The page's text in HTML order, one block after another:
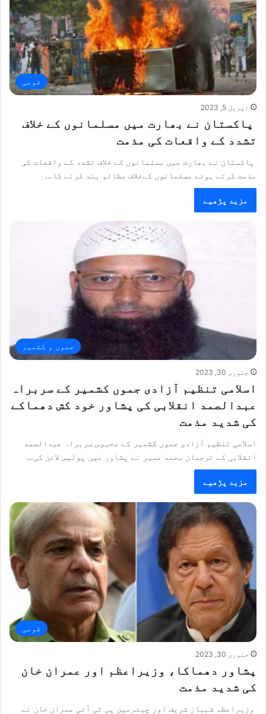
قومی
اپریل 5, 2023
پاکستان نے بھارت میں مسلمانوں کے خلاف
تشدد کے واقعات کی مذمت
پاکستان نے بھارت میں مسلمانوں کے خلاف تشدد کے واقعات کی
مذمت کرتے ہوئے مسلمانوں کےخلاف مظالم بند کرنے کا…
مزید پڑھیے
جموں و کشمیر
جنوری 30, 2023
اسلامی تنظیم آزادی جموں کشمیر کے سربراہ
عبدالصمد انقلابی کی پشاور خود کش دھماکے
کی شدید مذمت
اسلامی تنظیم آزادی جموں کشمیر کے محبوس سربراہ عبدالصمد
انقلابی کے ترجمان محمد عمیر نے پشاور میں پولیس لائن کی…
مزید پڑھیے
قومی
جنوری 30, 2023
پشاور دھماکا، وزیراعظم اور عمران خان
کی شدید مذمت
وزیراعظم شہباز شریف اور چیئرمین پی ٹی آئی عمران خان نے